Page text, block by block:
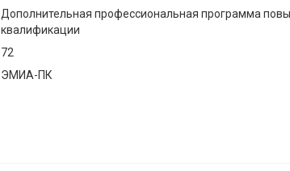
Дополнительная профессиональная программа
квалификации
72
ЭМИА-ПК